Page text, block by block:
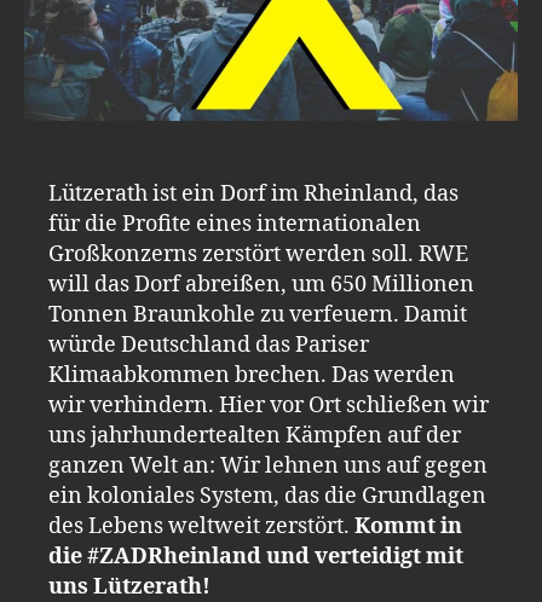
Lützerath ist ein Dorf im Rheinland, das
für die Profite eines internationalen
Großkonzerns zerstört werden soll. RWE
will das Dorf abreißen, um 650 Millionen
Tonnen Braunkohle zu verfeuern. Damit
würde Deutschland das Pariser
Klimaabkommen brechen. Das werden
wir verhindern. Hier vor Ort schließen wir
uns jahrhundertealten Kämpfen auf der
ganzen Welt an: Wir lehnen uns auf gegen
ein koloniales System, das die Grundlagen
des Lebens weltweit zerstört. Kommt in
die #ZADRheinland und verteidigt mit
uns Lützerath!